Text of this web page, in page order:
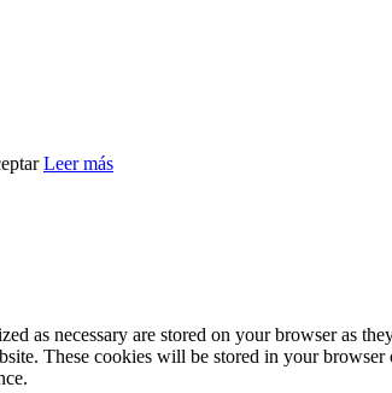
Leer más
as necessary are stored on your browser as
These cookies will be stored in your